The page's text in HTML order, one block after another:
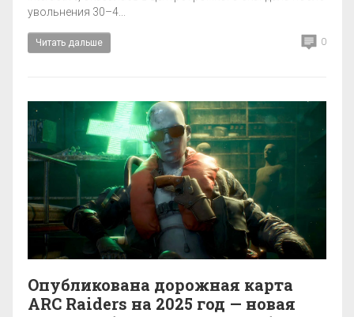
увольнения 30–4...
Читать дальше 0
Опубликована дорожная карта
ARC Raiders на 2025 год — новая